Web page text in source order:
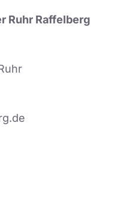
Ruhr Raffelberg